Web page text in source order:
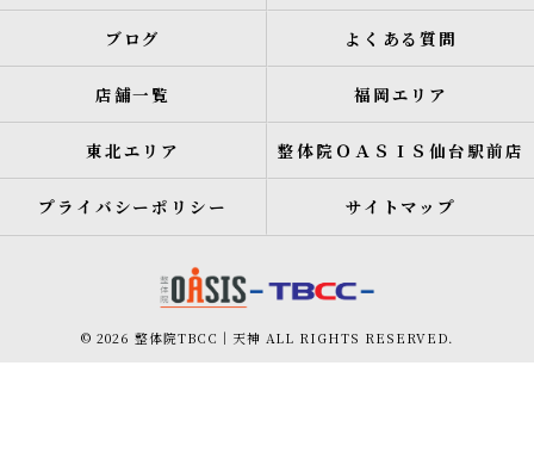
ブログ よくある質問
店舗一覧 福岡エリア
東北エリア 整体院ＯＡＳＩＳ仙台駅前店
プライバシーポリシー サイトマップ
© 2026 整体院TBCC｜天神 ALL RIGHTS RESERVED.